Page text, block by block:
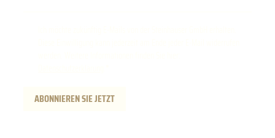
ABONNIEREN SIE JETZT